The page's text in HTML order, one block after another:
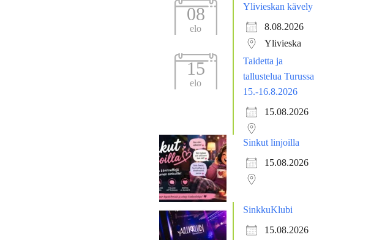
08
elo
Ylivieskan kävely
8.08.2026
Ylivieska
15
elo
Taidetta ja
tallustelua Turussa
15.-16.8.2026
15.08.2026
Sinkut linjoilla
15.08.2026
SinkkuKlubi
15.08.2026